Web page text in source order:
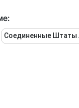
Соединенные Штаты